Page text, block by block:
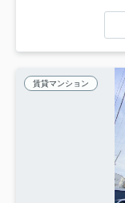
賃貸マンション